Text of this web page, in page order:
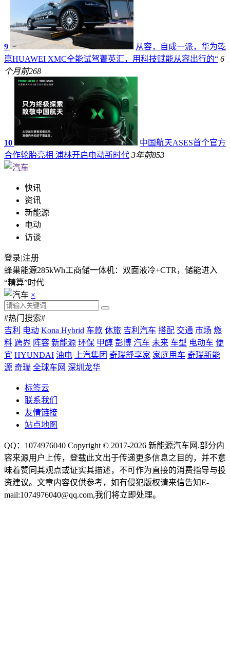
9
从容，自成一派，华为乾
崑HUAWEI XMC全能试驾菁英汇，用科技赋能从容出行的“ 6
个月前268
10
中国航天ASES首个官方
合作轮胎亮相 浦林开启电动新时代 3年前853
快讯
资讯
新能源
电动
访谈
登录|注册
蜂巢能源285kWh工商储一体机：双面液冷+CTR，储能进入
“精算”时代
×
#热门搜索#
吉利
电动 Kona Hybrid 车款 休旅 吉利汽车 搭配 交通 市场 燃
料 跨界 阵容 新能源 环保 甲醇 彭博 汽车 未来 车型 电动车 便
宜 HYUNDAI 油电 上汽集团 奇瑞舒享家 家庭用车 奇瑞新能
源 奇瑞 全球车网 深圳龙华
标签云
联系我们
友情链接
站点地图
QQ：1074976040 Copyright © 2017-2026 新能源汽车网 .部分内
容来源用户上传，登载此文出于传递更多信息之目的，并不意
味着赞同其观点或证实其描述，不可作为直接的消费指导与投
资建议。文章内容仅供参考，如有侵犯版权请来信告知E-
mail:1074976040@qq.com,我们将立即处理。